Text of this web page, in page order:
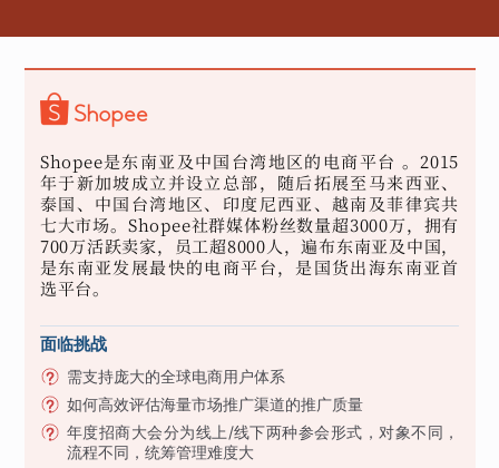
Shopee是东南亚及中国台湾地区的电商平台 。2015
年于新加坡成立并设立总部，随后拓展至马来西亚、
泰国、中国台湾地区、印度尼西亚、越南及菲律宾共
七大市场。Shopee社群媒体粉丝数量超3000万，拥有
700万活跃卖家，员工超8000人，遍布东南亚及中国，
是东南亚发展最快的电商平台，是国货出海东南亚首
选平台。
面临挑战
需支持庞大的全球电商用户体系
如何高效评估海量市场推广渠道的推广质量
年度招商大会分为线上/线下两种参会形式，对象不同，
流程不同，统筹管理难度大